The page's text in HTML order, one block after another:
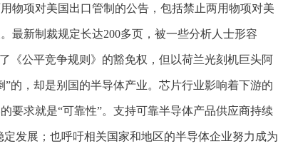
物项对美国出口管制的公告，包括禁止两用物项对美
最新制裁规定长达200多页，被一些分析人士形容
《公平竞争规则》的豁免权，但以荷兰光刻机巨头阿
的，却是别国的半导体产业。芯片行业影响着下游的
要求就是“可靠性”。支持可靠半导体产品供应商持续
发展；也呼吁相关国家和地区的半导体企业努力成为